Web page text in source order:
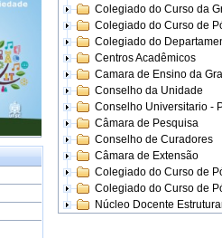
Colegiado do Curso da
Colegiado do Curso de
Colegiado do
Centros Acadêmicos
Camara de Ensino da
Conselho da Unidade
Conselho Universitario -
Câmara de Pesquisa
Conselho de Curadores
Câmara de Extensão
Colegiado do Curso de
Colegiado do Curso de
Núcleo Docente